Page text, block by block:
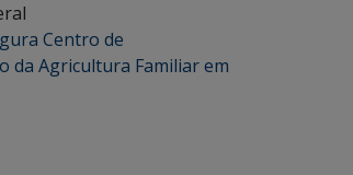
Centro de
da Agricultura Familiar em